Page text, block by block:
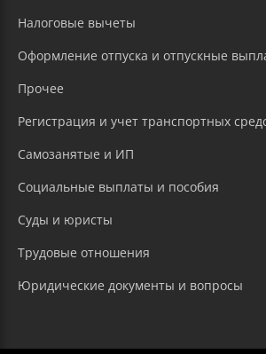
Налоговые вычеты
Оформление отпуска и отпускные
Прочее
Регистрация и учет транспортных
Самозанятые и ИП
Социальные выплаты и пособия
Суды и юристы
Трудовые отношения
Юридические документы и вопросы